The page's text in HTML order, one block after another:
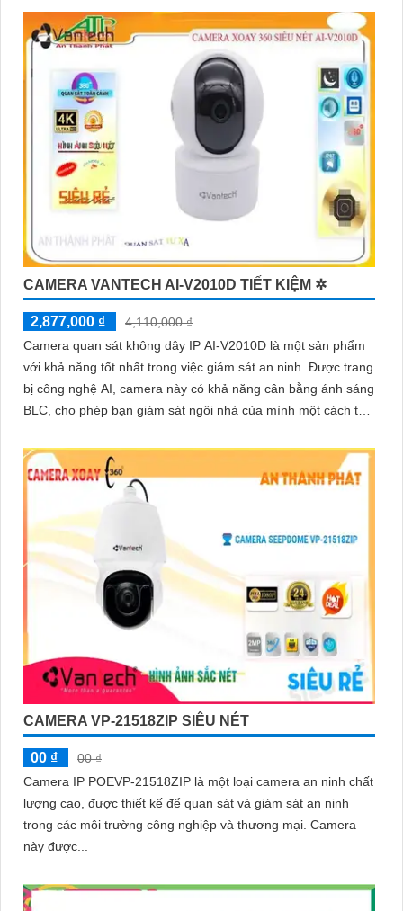
Vantech... Đảm bảo rằng bạn chọn sản phẩm phù hợp với nhu
cầu sử dụng của mình và có đủ tính năng cần thiết như hỗ trợ
độ phân giải cao, tính năng ghi hình liên tục/định tuyến, khả
năng sao lưu dữ liệu dễ dàng.
Nhờ vào việc sử dụng đầu ghi camera hỗ trợ 8 ổ cứng, bạn sẽ
có thể giám sát tốt hơn và bảo vệ tài sản của mình một cách
hiệu quả và an toàn. Hãy lựa chọn sản phẩm phù hợp và đáng
tin cậy để Hoàn toàn tin cậy an ninh cho gia đình và công việc
của bạn!
CAMERA VANTECH AI-V2010D TIẾT KIỆM ✲
2,877,000 ₫
4,110,000 ₫
Camera quan sát không dây IP AI-V2010D là một sản phẩm
với khả năng tốt nhất trong việc giám sát an ninh. Được trang
bị công nghệ AI, camera này có khả năng cân bằng ánh sáng
BLC, cho phép bạn giám sát ngôi nhà của mình một cách tốt
CAMERA VP-21518ZIP SIÊU NÉT
00 ₫
00 ₫
Camera IP POEVP-21518ZIP là một loại camera an ninh chất
lượng cao, được thiết kế để quan sát và giám sát an ninh
trong các môi trường công nghiệp và thương mại. Camera
này được...